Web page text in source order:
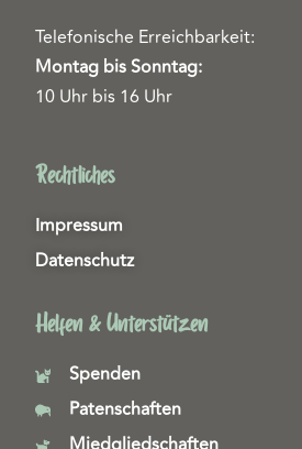
Telefonische Erreichbarkeit:
Montag bis Sonntag:
10 Uhr bis 16 Uhr
Rechtliches
Impressum
Datenschutz
Helfen & Unterstützen
Spenden
Patenschaften